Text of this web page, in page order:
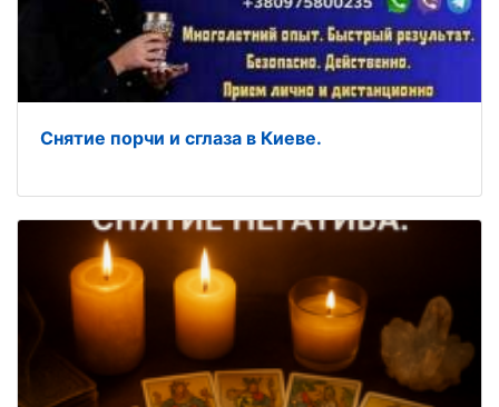
Снятие порчи и сглаза в Киеве.